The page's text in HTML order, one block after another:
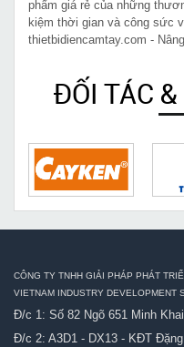
phẩm giá rẻ của những
kiệm thời gian và công sức
thietbidiencamtay.com -
ĐỐI TÁC
CÔNG TY TNHH GIẢI PHÁP PHÁT
VIETNAM INDUSTRY DEVELOPMENT
Đ/c 1: Số 82 Ngõ 651 Minh
Đ/c 2: A3D1 - DX13 - KĐT